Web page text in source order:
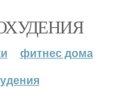
фитнес дома